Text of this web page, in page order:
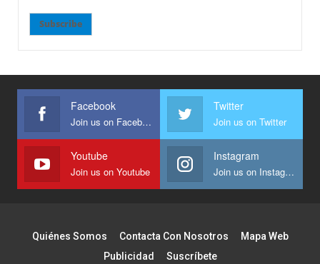
Subscribe
Facebook
Join us on Facebook
Twitter
Join us on Twitter
Youtube
Join us on Youtube
Instagram
Join us on Instagram
Quiénes Somos Contacta Con Nosotros
Mapa Web
Publicidad
Suscríbete